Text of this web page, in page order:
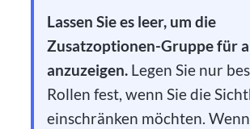
Lassen Sie es leer, um die
Zusatzoptionen-Gruppe für
anzuzeigen. Legen Sie nur
Rollen fest, wenn Sie die
einschränken möchten. Wenn